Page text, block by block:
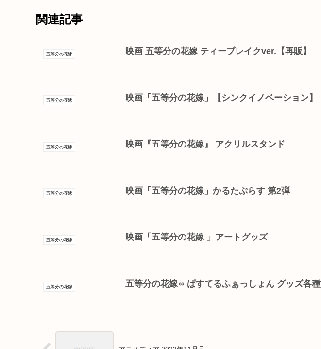
関連記事
五等分の花嫁 映画 五等分の花嫁 ティーブレイクver.【再販】
五等分の花嫁 映画「五等分の花嫁」【シンクイノベーション】
五等分の花嫁 映画『五等分の花嫁』 アクリルスタンド
五等分の花嫁 映画「五等分の花嫁」かるたぷらす 第2弾
五等分の花嫁 映画「五等分の花嫁 」アートグッズ
五等分の花嫁 五等分の花嫁∽ ぱすてるふぁっしょん グッズ各種